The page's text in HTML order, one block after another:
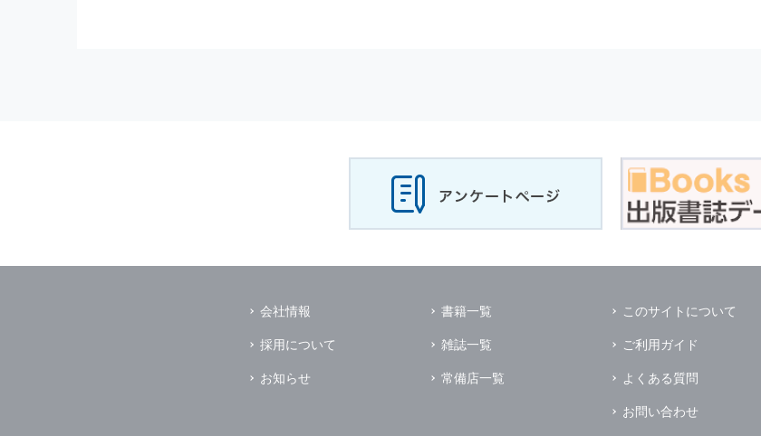
の正確性及び安全性を確保する為，個人情報へのアクセス管理，持ち出し手段
破壊，改ざんなどに対しては，合理的な安全対策を講じるとともに，万一，漏洩等個人情報に
を含む適切な対策を速やかに講じます．
の預託について
その場合は，業務委託先の適切な管理及び監督を行います．
個人情報の第三者への開示
当社は，個人情報 を本人の許可無く他の事業者や個人などの第三者に提供および公開することは
ただし，以下に該当する場合はその限りではありません．
（1） 情報提供について本人の同意がある場合
を開示する場合．ただし，この場
会社情報
採用について
お知らせ
書籍一覧
雑誌一覧
常備店一覧
このサイトについて
ご利用ガイド
よくある質問
お問い合わせ